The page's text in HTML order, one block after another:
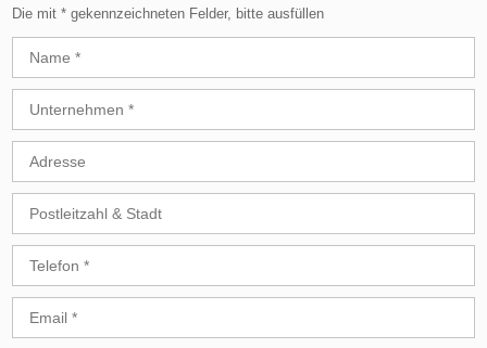
Die mit * gekennzeichneten Felder, bitte ausfüllen